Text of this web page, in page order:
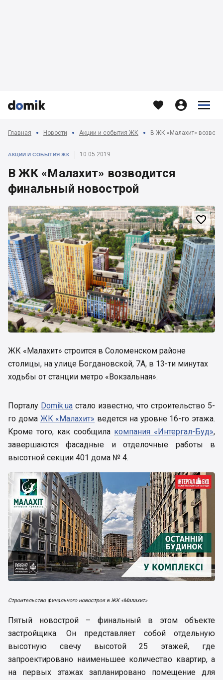


   


Главная Новости Акции и события ЖК В ЖК «Малахит»
АКЦИИ И СОБЫТИЯ ЖК 10.05.2019
В ЖК «Малахит» возводится
финальный новострой

ЖК «Малахит» строится в Соломенском районе
столицы, на улице Богдановской, 7А, в 13-ти минутах
ходьбы от станции метро «Вокзальная».
Порталу Domik.ua стало известно, что строительство 5-
го дома ЖК «Малахит» ведется на уровне 16-го этажа.
Кроме того, как сообщила компания «Интергал-Буд»,
завершаются фасадные и отделочные работы в
высотной секции 401 дома № 4.
Строительство финального новостроя в ЖК «Малахит»
Пятый новострой – финальный в этом объекте
застройщика. Он представляет собой отдельную
высотную свечу высотой 25 этажей, где
запроектировано наименьшее количество квартир, а
на первых этажах запланировано помещение для